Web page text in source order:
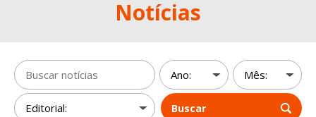
Notícias
Buscar